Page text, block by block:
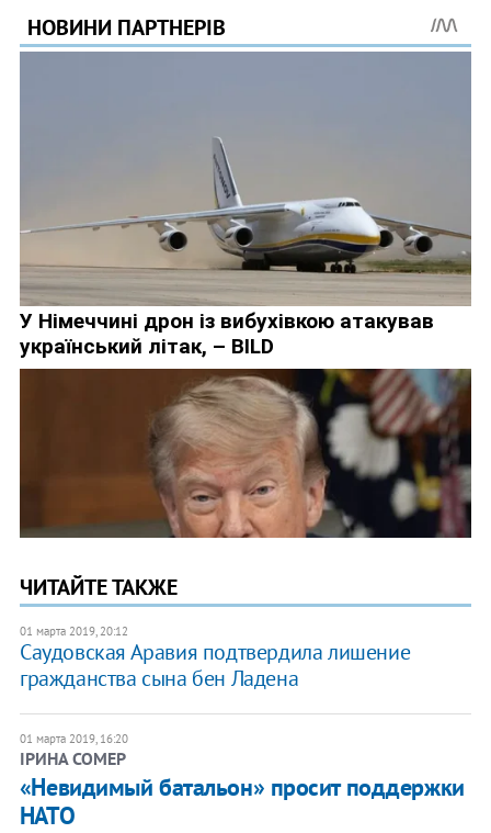
ЧИТАЙТЕ ТАКЖЕ
01 марта 2019, 20:12
Саудовская Аравия подтвердила лишение
гражданства сына бен Ладена
01 марта 2019, 16:20
ІРИНА СОМЕР
«Невидимый батальон» просит поддержки
НАТО